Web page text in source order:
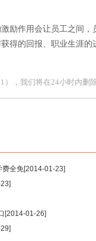
励作用会让员工之间，
得的回报、职业生涯的
，我们将在24小时内删除
费全免[2014-01-23]
[2014-01-26]